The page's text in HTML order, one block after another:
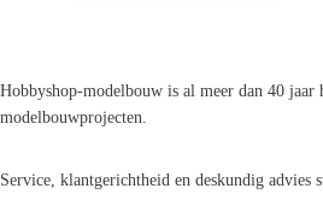
Hobbyshop-modelbouw is al meer dan 40 jaar
modelbouwprojecten.
Service, klantgerichtheid en deskundig advies